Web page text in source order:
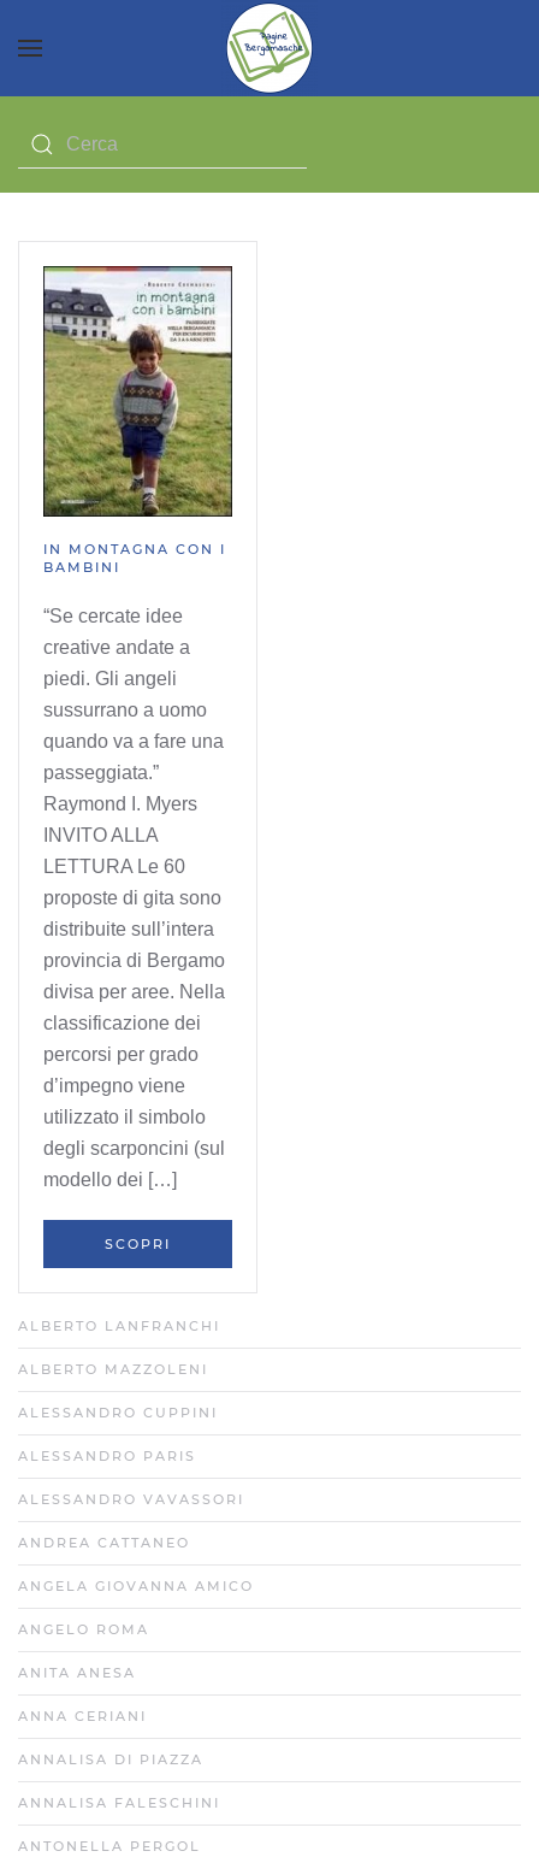
IN MONTAGNA CON I
BAMBINI
“Se cercate idee
creative andate a
piedi. Gli angeli
sussurrano a uomo
quando va a fare una
passeggiata.”
Raymond I. Myers
INVITO ALLA
LETTURA Le 60
proposte di gita sono
distribuite sull’intera
provincia di Bergamo
divisa per aree. Nella
classificazione dei
percorsi per grado
d’impegno viene
utilizzato il simbolo
degli scarponcini (sul
modello dei […]
SCOPRI
ALBERTO LANFRANCHI
ALBERTO MAZZOLENI
ALESSANDRO CUPPINI
ALESSANDRO PARIS
ALESSANDRO VAVASSORI
ANDREA CATTANEO
ANGELA GIOVANNA AMICO
ANGELO ROMA
ANITA ANESA
ANNA CERIANI
ANNALISA DI PIAZZA
ANNALISA FALESCHINI
ANTONELLA PERGOL